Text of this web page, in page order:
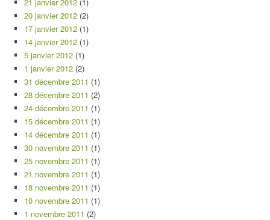
20 janvier 2012 (2)
17 janvier 2012 (1)
14 janvier 2012 (1)
5 janvier 2012 (1)
1 janvier 2012 (2)
31 décembre 2011 (1)
28 décembre 2011 (2)
24 décembre 2011 (1)
15 décembre 2011 (1)
14 décembre 2011 (1)
30 novembre 2011 (1)
25 novembre 2011 (1)
21 novembre 2011 (1)
18 novembre 2011 (1)
10 novembre 2011 (1)
1 novembre 2011 (2)